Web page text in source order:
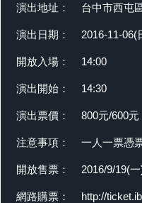
演出地址： 台中市西屯
演出日期： 2016-11-06(
開放入場： 14:00
演出開始： 14:30
演出票價： 800元/600元
注意事項： 一人一票憑
開放售票： 2016/9/19(
網路購票： http://